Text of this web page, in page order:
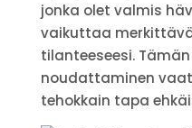
jonka olet valmis
vaikuttaa
tilanteeseesi.
noudattaminen
tehokkain tapa